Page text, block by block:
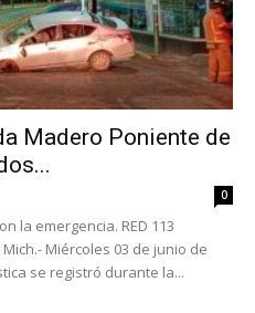
Madero Poniente de
0
la emergencia. RED 113
Miércoles 03 de junio de
se registró durante la...